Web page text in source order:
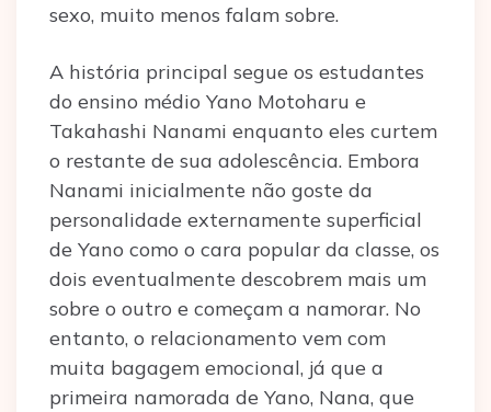
sexo, muito menos falam sobre.
A história principal segue os estudantes
do ensino médio Yano Motoharu e
Takahashi Nanami enquanto eles curtem
o restante de sua adolescência. Embora
Nanami inicialmente não goste da
personalidade externamente superficial
de Yano como o cara popular da classe, os
dois eventualmente descobrem mais um
sobre o outro e começam a namorar. No
entanto, o relacionamento vem com
muita bagagem emocional, já que a
primeira namorada de Yano, Nana, que